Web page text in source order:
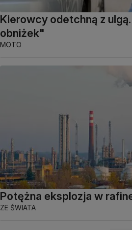
Kierowcy odetchną z
obniżek"
MOTO
Potężna eksplozja w
ZE ŚWIATA